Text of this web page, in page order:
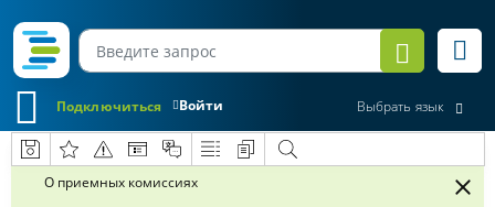
Войти
Подключиться Выбрать язык
О приемных комиссиях